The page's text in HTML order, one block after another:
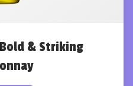
& Striking